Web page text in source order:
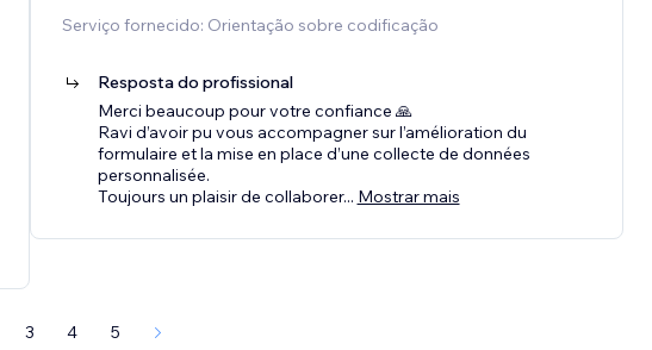
Serviço fornecido: Orientação sobre codificação
Resposta do profissional
Merci beaucoup pour votre confiance 🙏
Ravi d’avoir pu vous accompagner sur l’amélioration du
formulaire et la mise en place d’une collecte de données
personnalisée.
Toujours un plaisir de collaborer... Mostrar mais
3 4 5